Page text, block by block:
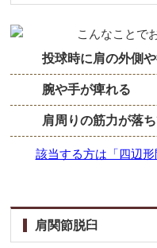
投球時に肩の外側
腕や手が痺れる
肩周りの筋力が落
該当する方は「四辺
肩関節脱臼